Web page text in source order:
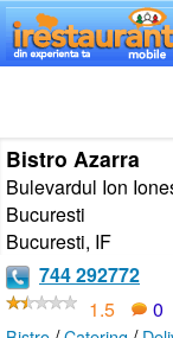
Bistro Azarra
Bulevardul Ion
Bucuresti
Bucuresti, IF
744 292772
1.5
0